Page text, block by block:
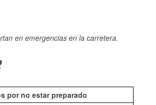
en emergencias en la carretera.
por no estar preparado